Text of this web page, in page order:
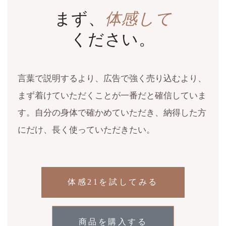
まず、 体感して
ください。
言葉で説明するより、広告で強く売り込むより、
まず着けていただくことが一番だと確信していま
す。自分の身体で確かめていただき、納得した方
にだけ、長く使っていただきたい。
体感21を試してみる
商品を購入する